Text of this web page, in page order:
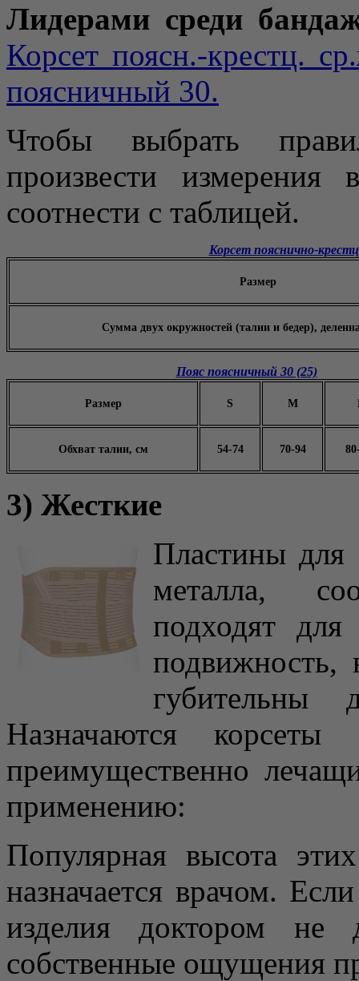
Лидерами среди
Корсет поясн.-крестц.
поясничный 30.
Чтобы выбрать
произвести
соотнести с таблицей.
Корсет пояснично-
Размер
Сумма двух окружностей (талии и бедер),
Пояс поясничный 30 (25)
Размер S M
Обхват талии, см 54-74 70-94
3) Жесткие
Пластины для
металла,
подходят для
подвижность,
губительны
Назначаются
преимущественно
применению:
Популярная высота
назначается врачом.
изделия доктором не
собственные ощущения